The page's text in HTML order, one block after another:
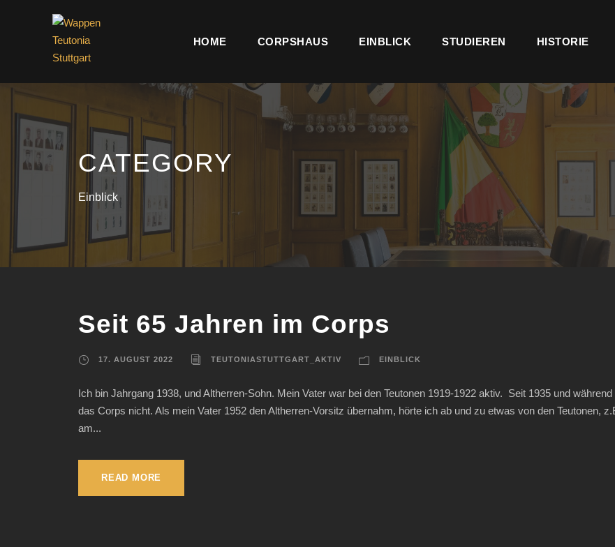
HOME CORPSHAUS EINBLICK STUDIEREN HISTORIE
CATEGORY
Einblick
Seit 65 Jahren im Corps
17. AUGUST 2022 TEUTONIASTUTTGART_AKTIV EINBLICK
Ich bin Jahrgang 1938, und Altherren-Sohn. Mein Vater war bei den Teutonen 1919-1922 aktiv. Seit 1935 und
das Corps nicht. Als mein Vater 1952 den Altherren-Vorsitz übernahm, hörte ich ab und zu etwas von den Teutonen,
am...
READ MORE